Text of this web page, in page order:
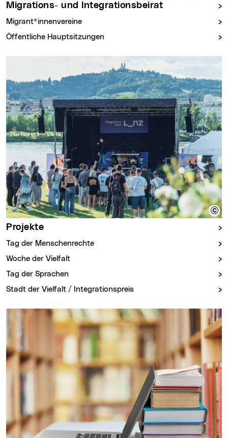
Migrations- und Integrationsbeirat
Migrant*innenvereine
Öffentliche Hauptsitzungen
Projekte
Tag der Menschenrechte
Woche der Vielfalt
Tag der Sprachen
Stadt der Vielfalt / Integrationspreis